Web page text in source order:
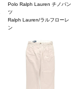
Polo Ralph Lauren チノパン
ツ
Ralph Lauren/ラルフローレ
ン